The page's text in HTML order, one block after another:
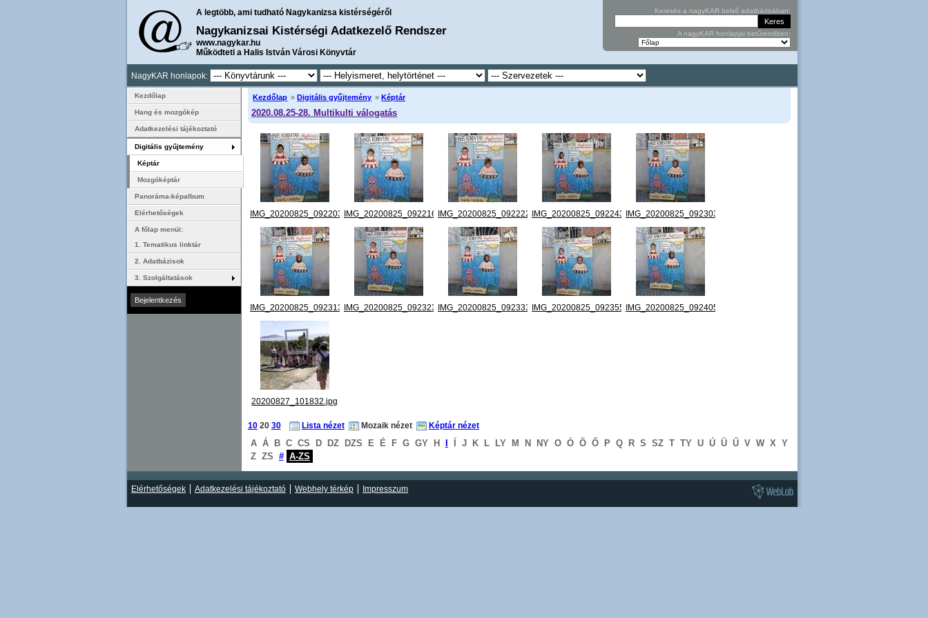
A legtöbb, ami tudható Nagykanizsa kistérségéről
Nagykanizsai Kistérségi Adatkezelő Rendszer
www.nagykar.hu
Működteti a Halis István Városi Könyvtár
Keresés a nagyKAR belső adatbázisában:
A nagyKAR honlapjai betűrendben:
NagyKAR honlapok:
Kezdőlap » Digitális gyűjtemény » Képtár
2020.08.25-28. Multikulti válogatás
IMG_20200825_092203.jpgIMG_20200825_092216.jpgIMG_20200825_092222.jpgIMG_20200825_092243.jpgIMG_20200825_092303.jpg
IMG_20200825_092313.jpgIMG_20200825_092323.jpgIMG_20200825_092333.jpgIMG_20200825_092355.jpgIMG_20200825_092405.jpg
20200827_101832.jpg
10 20 30 Lista nézet Mozaik nézet Képtár nézet
A Á B C CS D DZ DZS E É F G GY H I Í J K L LY M N NY O Ó Ö Ő P Q R S SZ T TY U Ú Ü Ű V W X Y
Z ZS # A-ZS
Kezdőlap
Hang és mozgókép
Adatkezelési tájékoztató
Digitális gyűjtemény
Képtár
Mozgóképtár
Panoráma-képalbum
Elérhetőségek
A főlap menüi:
1. Tematikus linktár
2. Adatbázisok
3. Szolgáltatások
Elérhetőségek Adatkezelési tájékoztató Webhely térkép Impresszum